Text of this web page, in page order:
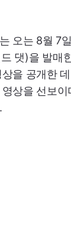
오는 8월 7
댓)을 발매
을 공개한
상을 선보